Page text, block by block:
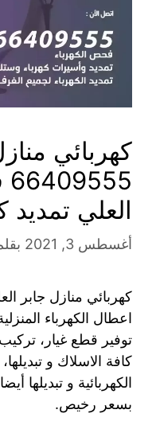
كهربائي
العلي تمديد
أغسطس 3, 2021
كهربائي منازل جابر
اعطال الكهرباء
توفير قطع غيار،
كافة الاسلاك و
الكهربائية و تبديلها
بسعر رخيص.